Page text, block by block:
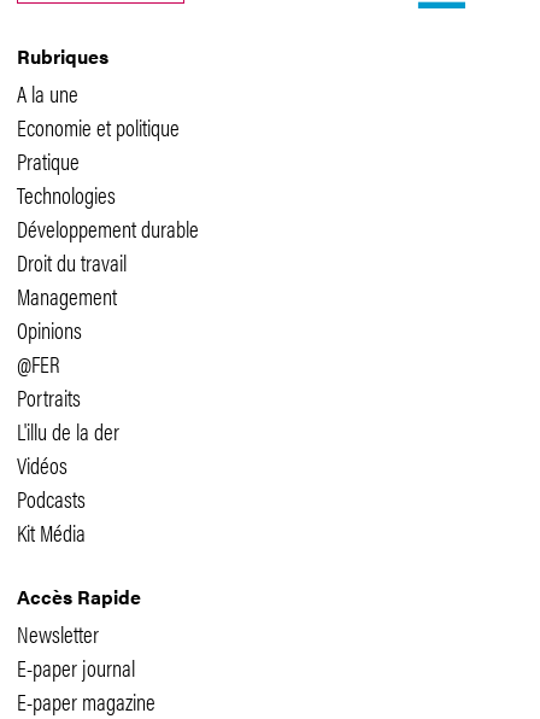
Rubriques
A la une
Economie et politique
Pratique
Technologies
Développement durable
Droit du travail
Management
Opinions
@FER
Portraits
L'illu de la der
Vidéos
Podcasts
Kit Média
Accès Rapide
Newsletter
E-paper journal
E-paper magazine